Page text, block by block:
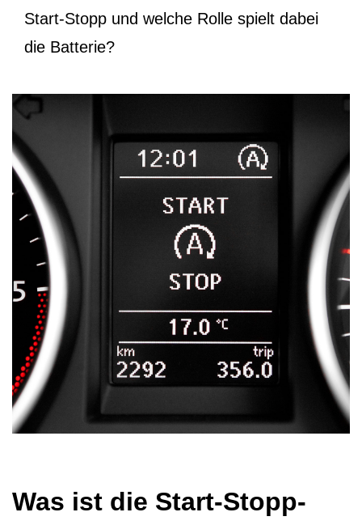
Start-Stopp und welche Rolle spielt dabei
die Batterie?
Was ist die Start-Stopp-